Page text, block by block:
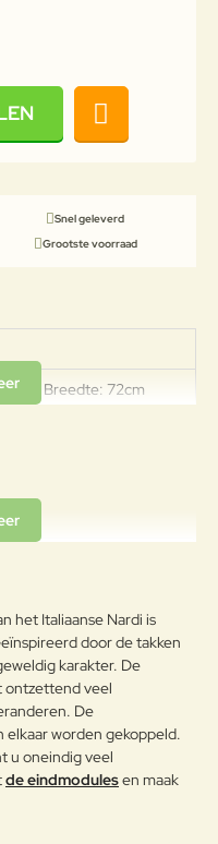
Snel geleverd
Grootste voorraad
88cm Breedte: 72cm
10,9kg
glasvezel.
- 30 graden
280gr/m2 -
gekleurd acryl,
vuilafstotend,
- UV beschermd
- wasbaar 40
830gr/m2 - 50%
polyester - gecoat -
- bestand tegen
niet vertaald!
Goed
het Italiaanse Nardi is
door de takken
karakter. De
ontzettend veel
De
elkaar worden gekoppeld.
u oneindig veel
de eindmodulesen maak